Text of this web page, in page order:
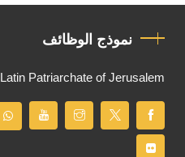
نموذج الوظائف
Latin Patriarchate of Jerusalem